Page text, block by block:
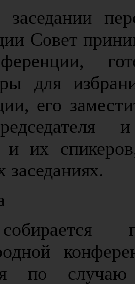
Совет
для
его
и
и их
заседаниях.
по